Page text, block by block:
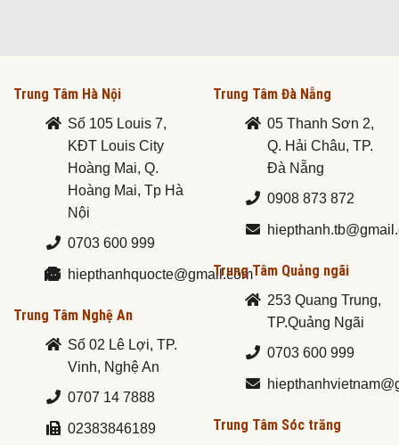
Trung Tâm Hà Nội
Số 105 Louis 7,
KĐT Louis City
Hoàng Mai, Q.
Hoàng Mai, Tp Hà
Nội
0703 600 999
hiepthanhquocte@gmail.com
Trung Tâm Nghệ An
Số 02 Lê Lợi, TP.
Vinh, Nghệ An
0707 14 7888
02383846189
Trung Tâm Đà Nẵng
05 Thanh Sơn 2,
Q. Hải Châu, TP.
Đà Nẵng
0908 873 872
Trung Tâm Quảng ngãi
253 Quang Trung,
TP.Quảng Ngãi
0703 600 999
Trung Tâm Sóc trăng